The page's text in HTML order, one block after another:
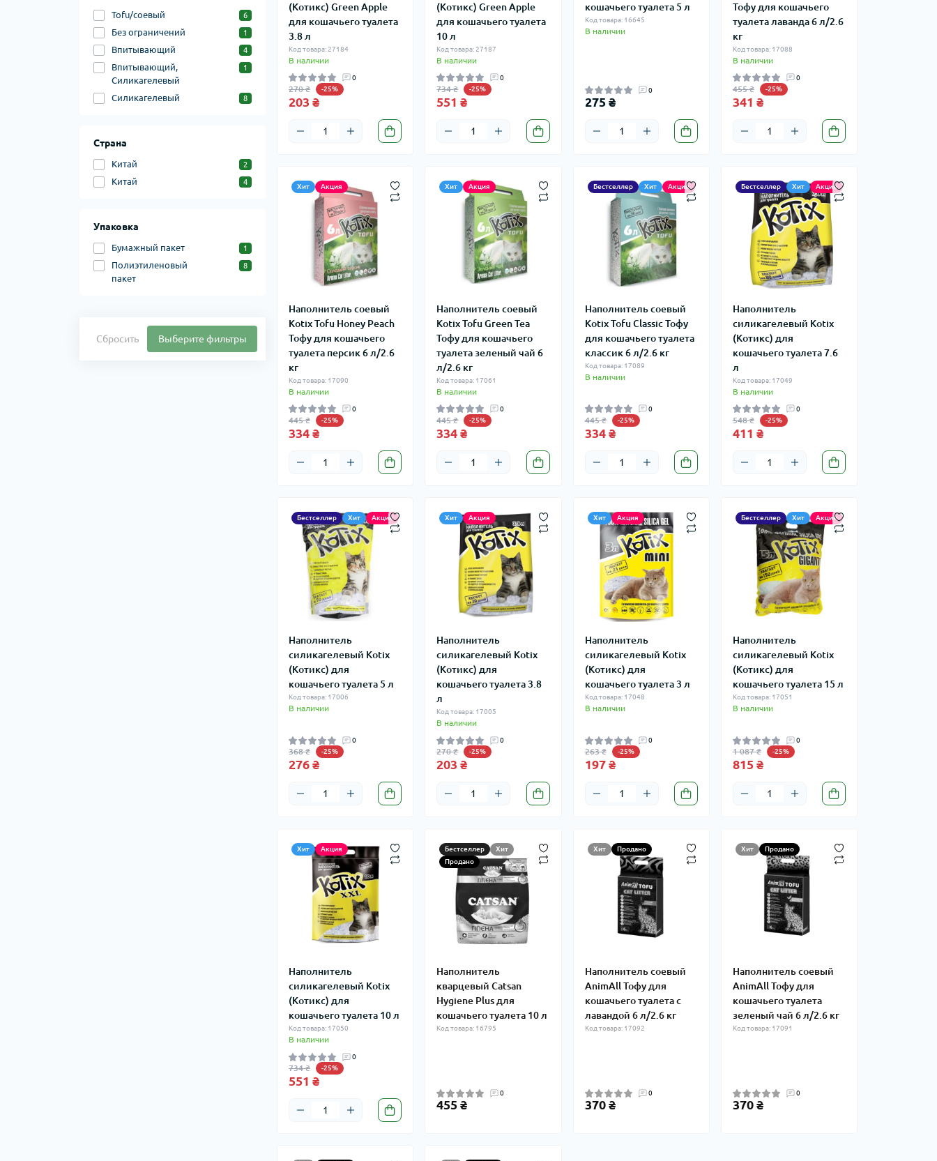
Tofu/соевый 6
Без ограничений 1
Впитывающий 4
Впитывающий,
Силикагелевый
1
Силикагелевый 8
Страна
Китай 2
Китай 4
Упаковка
Бумажный пакет 1
Полиэтиленовый
пакет
8
Сбросить Выберите фильтры
(Котикс) Green Apple
для кошачьего туалета
3.8 л
Код товара: 27184
В наличии
0
270 ₴ -25%
203 ₴
(Котикс) Green Apple
для кошачьего туалета
10 л
Код товара: 27187
В наличии
0
734 ₴ -25%
551 ₴
кошачьего туалета 5 л
Код товара: 16645
В наличии
0
275 ₴
Тофу для кошачьего
туалета лаванда 6 л/2.6
кг
Код товара: 17088
В наличии
0
455 ₴ -25%
341 ₴
Хит Акция
Наполнитель соевый
Kotix Tofu Honey Peach
Тофу для кошачьего
туалета персик 6 л/2.6
кг
Код товара: 17090
В наличии
0
445 ₴ -25%
334 ₴
Хит Акция
Наполнитель соевый
Kotix Tofu Green Tea
Тофу для кошачьего
туалета зеленый чай 6
л/2.6 кг
Код товара: 17061
В наличии
0
445 ₴ -25%
334 ₴
Бестселлер Хит Акция
Наполнитель соевый
Kotix Tofu Classic Тофу
для кошачьего туалета
классик 6 л/2.6 кг
Код товара: 17089
В наличии
0
445 ₴ -25%
334 ₴
Бестселлер Хит Акция
Наполнитель
силикагелевый Kotix
(Котикс) для
кошачьего туалета 7.6
л
Код товара: 17049
В наличии
0
548 ₴ -25%
411 ₴
Бестселлер Хит Акция
Наполнитель
силикагелевый Kotix
(Котикс) для
кошачьего туалета 5 л
Код товара: 17006
В наличии
0
368 ₴ -25%
276 ₴
Хит Акция
Наполнитель
силикагелевый Kotix
(Котикс) для
кошачьего туалета 3.8
л
Код товара: 17005
В наличии
0
270 ₴ -25%
203 ₴
Хит Акция
Наполнитель
силикагелевый Kotix
(Котикс) для
кошачьего туалета 3 л
Код товара: 17048
В наличии
0
263 ₴ -25%
197 ₴
Бестселлер Хит Акция
Наполнитель
силикагелевый Kotix
(Котикс) для
кошачьего туалета 15 л
Код товара: 17051
В наличии
0
1 087 ₴ -25%
815 ₴
Хит Акция
Наполнитель
силикагелевый Kotix
(Котикс) для
кошачьего туалета 10 л
Код товара: 17050
В наличии
0
734 ₴ -25%
551 ₴
Бестселлер
Хит
Продано
Наполнитель
кварцевый Catsan
Hygiene Plus для
кошачьего туалета 10 л
Код товара: 16795
0
455 ₴
Хит Продано
Наполнитель соевый
AnimАll Тофу для
кошачьего туалета с
лавандой 6 л/2.6 кг
Код товара: 17092
0
370 ₴
Хит Продано
Наполнитель соевый
AnimАll Тофу для
кошачьего туалета
зеленый чай 6 л/2.6 кг
Код товара: 17091
0
370 ₴